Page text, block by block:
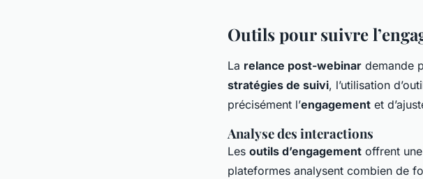
Outils pour suivre
La relance post-webinar demande
stratégies de suivi, l’utilisation
précisément l’engagement et
Analyse des interactions
Les outils d’engagement offrent
plateformes analysent combien de